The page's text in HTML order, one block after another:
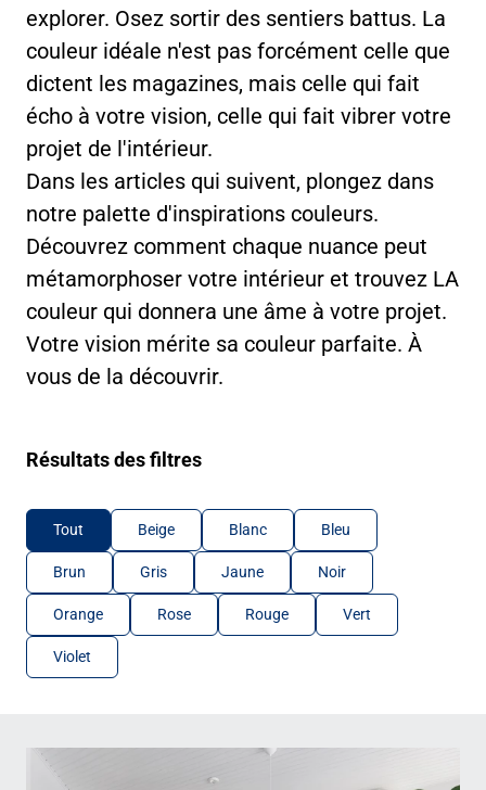
explorer. Osez sortir des sentiers battus. La
couleur idéale n'est pas forcément celle que
dictent les magazines, mais celle qui fait
écho à votre vision, celle qui fait vibrer votre
projet de l'intérieur.
Dans les articles qui suivent, plongez dans
notre palette d'inspirations couleurs.
Découvrez comment chaque nuance peut
métamorphoser votre intérieur et trouvez LA
couleur qui donnera une âme à votre projet.
Votre vision mérite sa couleur parfaite. À
vous de la découvrir.
Résultats des filtres
Tout Beige Blanc Bleu
Brun Gris Jaune Noir
Orange Rose Rouge Vert
Violet